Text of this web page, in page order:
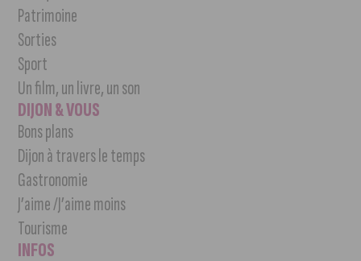
Patrimoine
Sorties
Sport
Un film, un livre, un son
DIJON & VOUS
Bons plans
Dijon à travers le temps
Gastronomie
J’aime /J’aime moins
Tourisme
INFOS